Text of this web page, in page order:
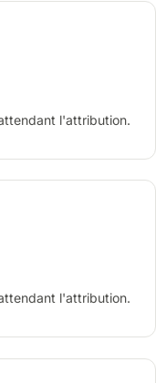
l'attribution.
l'attribution.